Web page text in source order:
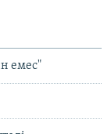
емес"